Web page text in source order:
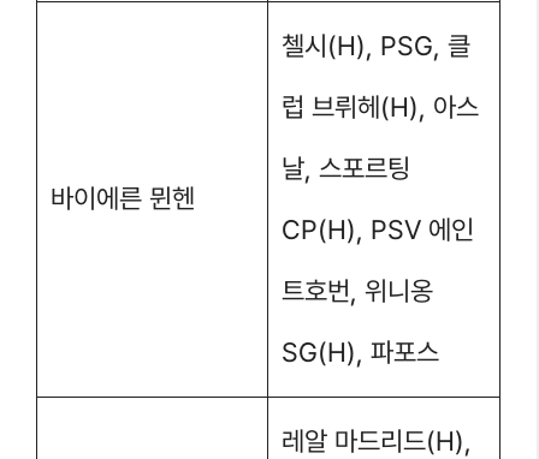
바이에른 뮌헨
첼시(H), PSG, 클
럽 브뤼헤(H), 아스
날, 스포르팅
CP(H), PSV 에인
트호번, 위니옹
SG(H), 파포스
레알 마드리드(H),